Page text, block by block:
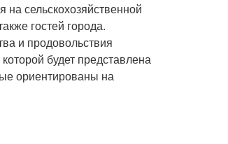
сельскохозяйственной
гостей города.
и продовольствия
будет представлена
ориентированы на